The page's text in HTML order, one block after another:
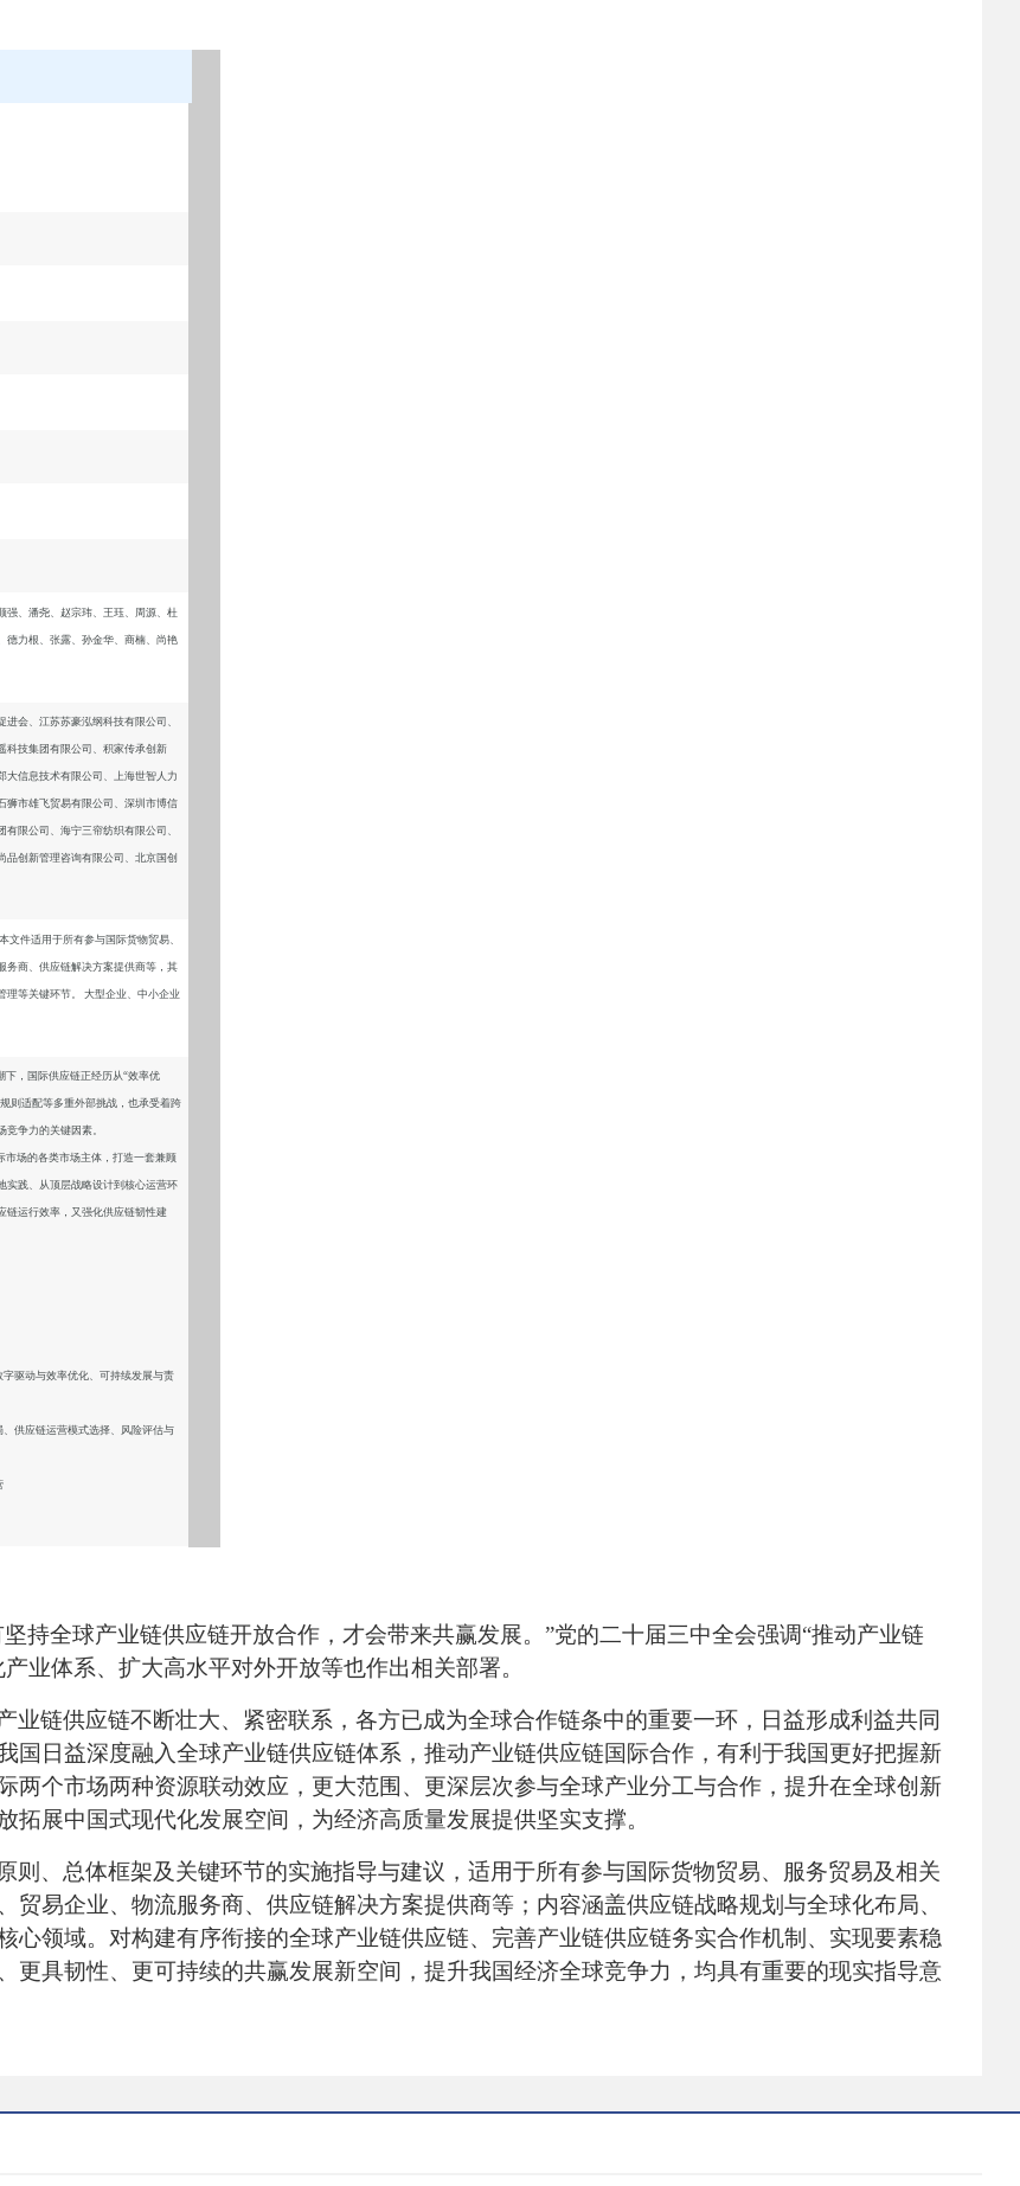
强、潘尧、赵宗玮、王珏、周源、杜
德力根、张露、孙金华、商楠、尚艳
会、江苏苏豪泓纲科技有限公司、
科技集团有限公司、积家传承创新
大信息技术有限公司、上海世智人力
狮市雄飞贸易有限公司、深圳市博信
限公司、海宁三帘纺织有限公司、
品创新管理咨询有限公司、北京国创
本文件适用于所有参与国际货物贸易、
务商、供应链解决方案提供商等，其
等关键环节。 大型企业、中小企业
，国际供应链正经历从“效率优
则适配等多重外部挑战，也承受着跨
争力的关键因素。
场的各类市场主体，打造一套兼顾
实践、从顶层战略设计到核心运营环
链运行效率，又强化供应链韧性建
驱动与效率优化、可持续发展与责
供应链运营模式选择、风险评估与
持全球产业链供应链开放合作，才会带来共赢发展。”党的二十届三中全会强调“推动产业链
业体系、扩大高水平对外开放等也作出相关部署。
业链供应链不断壮大、紧密联系，各方已成为全球合作链条中的重要一环，日益形成利益共同
国日益深度融入全球产业链供应链体系，推动产业链供应链国际合作，有利于我国更好把握新
两个市场两种资源联动效应，更大范围、更深层次参与全球产业分工与合作，提升在全球创新
展中国式现代化发展空间，为经济高质量发展提供坚实支撑。
则、总体框架及关键环节的实施指导与建议，适用于所有参与国际货物贸易、服务贸易及相关
易企业、物流服务商、供应链解决方案提供商等；内容涵盖供应链战略规划与全球化布局、
心领域。对构建有序衔接的全球产业链供应链、完善产业链供应链务实合作机制、实现要素稳
更具韧性、更可持续的共赢发展新空间，提升我国经济全球竞争力，均具有重要的现实指导意